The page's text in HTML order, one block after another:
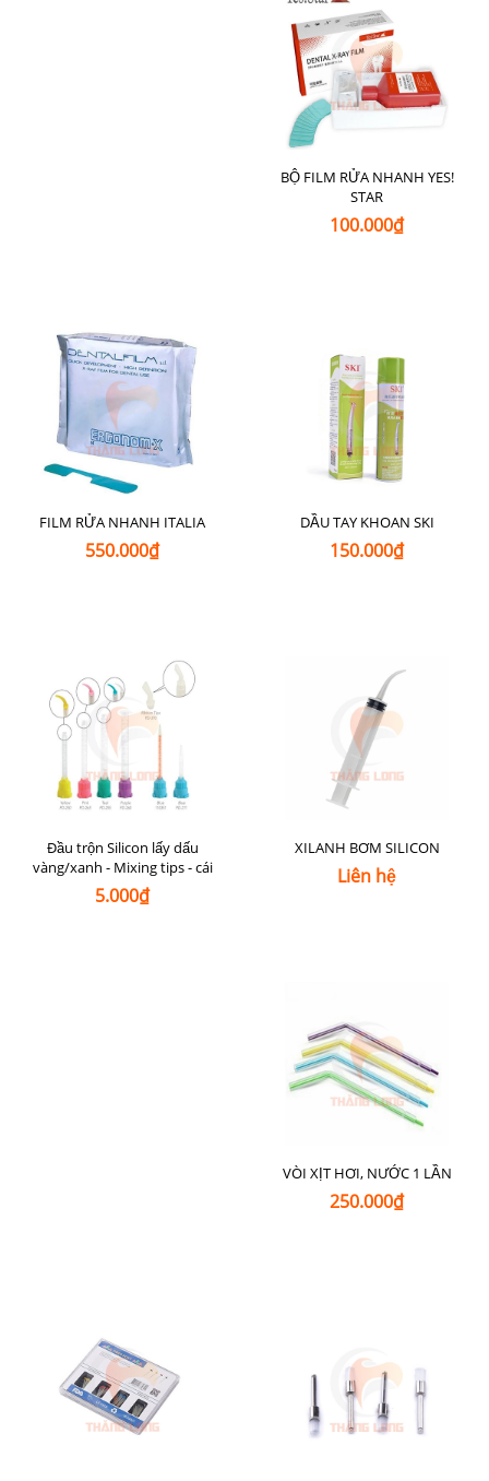
BỘ FILM RỬA NHANH YES!
STAR
100.000₫
FILM RỬA NHANH ITALIA
550.000₫
DẦU TAY KHOAN SKI
150.000₫
Đầu trộn Silicon lấy dấu
vàng/xanh - Mixing tips - cái
5.000₫
XILANH BƠM SILICON
Liên hệ
VÒI XỊT HƠI, NƯỚC 1 LẦN
250.000₫